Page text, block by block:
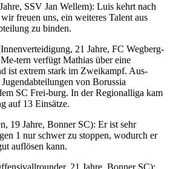
SSV Jan Wellem): Luis kehrt nach
freuen uns, ein weiteres Talent aus
zu binden.
21 Jahre, FC Wegberg-
tern verfügt Mathias über eine
ist extrem stark im Zweikampf. Aus-
von Borussia
SC Frei-burg. In der Regionalliga kam
auf 13 Einsätze.
19 Jahre, Bonner SC): Er ist sehr
1 nur schwer zu stoppen, wodurch er
auflösen kann.
21 Jahre, Bonner SC):